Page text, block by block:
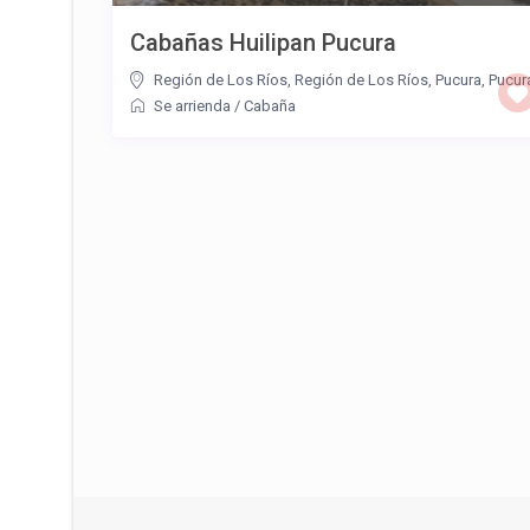
Cabañas Huilipan Pucura
Región de Los Ríos Región de Los Ríos, Pucura
Se arrienda / Cabaña